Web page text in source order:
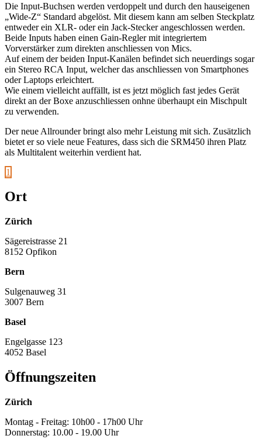
Die Input-Buchsen werden verdoppelt und durch den hauseigenen
„Wide-Z“ Standard abgelöst. Mit diesem kann am selben Steckplatz
entweder ein XLR- oder ein Jack-Stecker angeschlossen werden.
Beide Inputs haben einen Gain-Regler mit integriertem
Vorverstärker zum direkten anschliessen von Mics.
Auf einem der beiden Input-Kanälen befindet sich neuerdings sogar
ein Stereo RCA Input, welcher das anschliessen von Smartphones
oder Laptops erleichtert.
Wie einem vielleicht auffällt, ist es jetzt möglich fast jedes Gerät
direkt an der Boxe anzuschliessen onhne überhaupt ein Mischpult
zu verwenden.
Der neue Allrounder bringt also mehr Leistung mit sich. Zusätzlich
bietet er so viele neue Features, dass sich die SRM450 ihren Platz
als Multitalent weiterhin verdient hat.
1
Ort
Zürich
Sägereistrasse 21
8152 Opfikon
Bern
Sulgenauweg 31
3007 Bern
Basel
Engelgasse 123
4052 Basel
Öffnungszeiten
Zürich
Montag - Freitag: 10h00 - 17h00 Uhr
Donnerstag: 10.00 - 19.00 Uhr